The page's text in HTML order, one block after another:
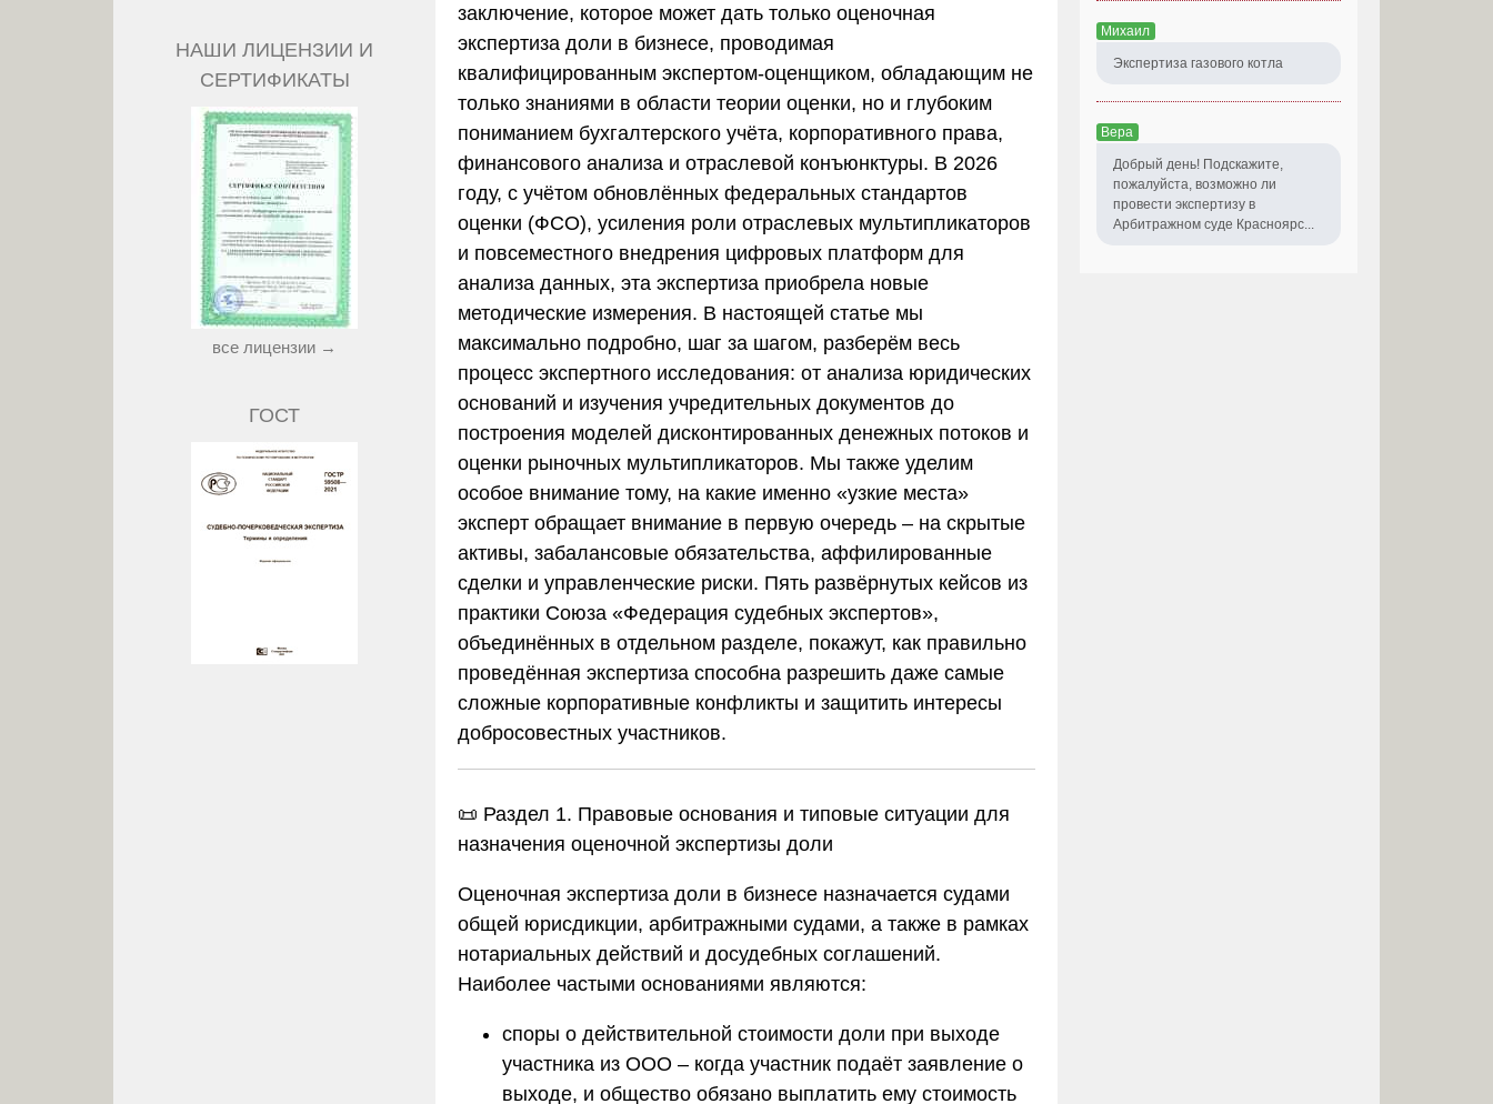
заключение, которое может дать только оценочная
экспертиза доли в бизнесе, проводимая
квалифицированным экспертом-оценщиком, обладающим не
только знаниями в области теории оценки, но и глубоким
пониманием бухгалтерского учёта, корпоративного права,
финансового анализа и отраслевой конъюнктуры. В 2026
году, с учётом обновлённых федеральных стандартов
оценки (ФСО), усиления роли отраслевых мультипликаторов
и повсеместного внедрения цифровых платформ для
анализа данных, эта экспертиза приобрела новые
методические измерения. В настоящей статье мы
максимально подробно, шаг за шагом, разберём весь
процесс экспертного исследования: от анализа юридических
оснований и изучения учредительных документов до
построения моделей дисконтированных денежных потоков и
оценки рыночных мультипликаторов. Мы также уделим
особое внимание тому, на какие именно «узкие места»
эксперт обращает внимание в первую очередь – на скрытые
активы, забалансовые обязательства, аффилированные
сделки и управленческие риски. Пять развёрнутых кейсов из
практики Союза «Федерация судебных экспертов»,
объединённых в отдельном разделе, покажут, как правильно
проведённая экспертиза способна разрешить даже самые
сложные корпоративные конфликты и защитить интересы
добросовестных участников.
📜 Раздел 1. Правовые основания и типовые ситуации для
назначения оценочной экспертизы доли
Оценочная экспертиза доли в бизнесе назначается судами
общей юрисдикции, арбитражными судами, а также в рамках
нотариальных действий и досудебных соглашений.
Наиболее частыми основаниями являются:
споры о действительной стоимости доли при выходе
участника из ООО – когда участник подаёт заявление о
выходе, и общество обязано выплатить ему стоимость
НАШИ ЛИЦЕНЗИИ И
СЕРТИФИКАТЫ
все лицензии →
ГОСТ
Михаил
Экспертиза газового котла
Вера
Добрый день! Подскажите,
пожалуйста, возможно ли
провести экспертизу в
Арбитражном суде Красноярс...